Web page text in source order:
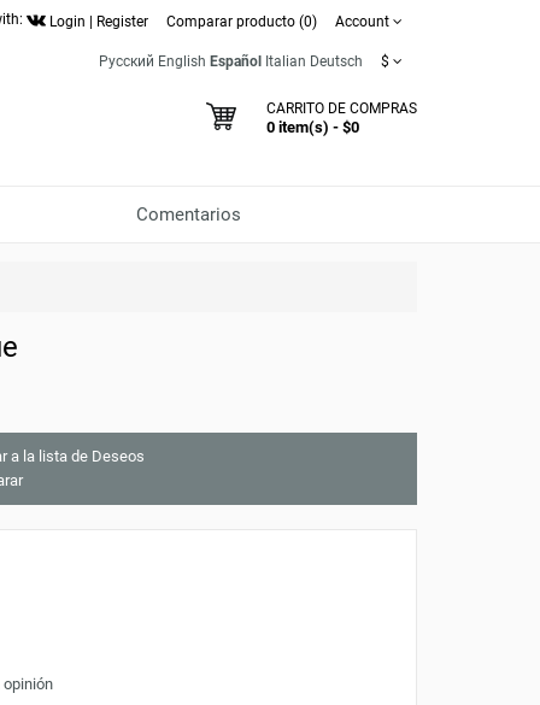
Login Register Comparar producto (0) Account
Русский English Español Italian Deutsch $
CARRITO DE COMPRAS
0 item(s) - $0
Comentarios
a la lista de Deseos
opinión